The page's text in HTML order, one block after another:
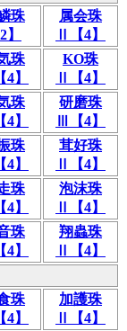
珠
】
属会珠
Ⅱ【4】
珠
4】
KO珠
Ⅱ【4】
珠
4】
研磨珠
Ⅲ【4】
珠
4】
茸好珠
Ⅱ【4】
珠
4】
泡沫珠
Ⅱ【4】
珠
4】
翔蟲珠
Ⅱ【4】
珠
4】
加護珠
Ⅱ【4】